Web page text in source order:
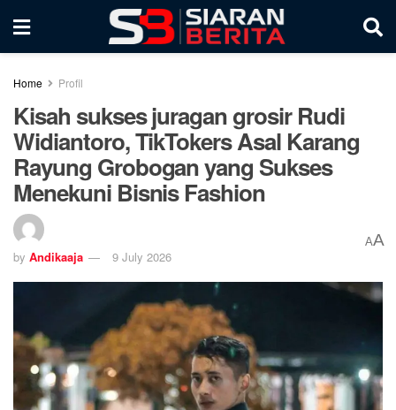
Home Profil
Kisah sukses juragan grosir Rudi
Widiantoro, TikTokers Asal Karang
Rayung Grobogan yang Sukses
Menekuni Bisnis Fashion
by Andikaaja 9 July 2026
AA